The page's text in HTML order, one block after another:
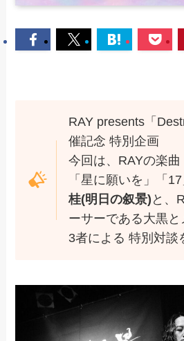
RAY presents「
催記念 特別企画
今回は、RAYの楽曲
「星に願いを」「
桂(明日の叙景) と、
ーサーである大黒
3者による 特別対談